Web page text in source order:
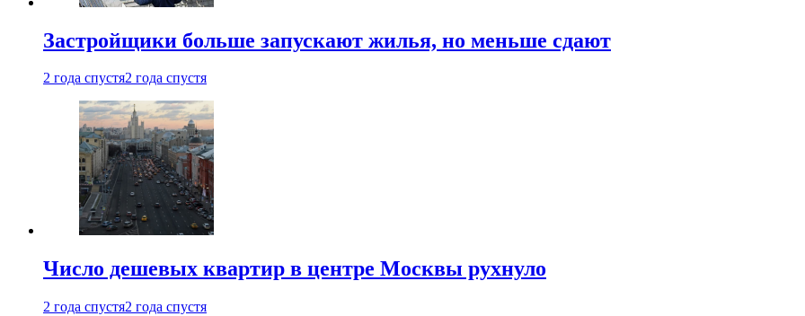
Застройщики больше запускают жилья, но меньше сдают
2 года спустя2 года спустя
Число дешевых квартир в центре Москвы рухнуло
2 года спустя2 года спустя